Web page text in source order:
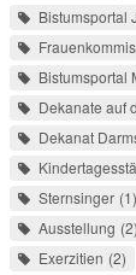
Bistumsportal
Bistumsportal
Dekanate auf
Dekanat
Sternsinger 1
Ausstellung 2
Exerzitien 2